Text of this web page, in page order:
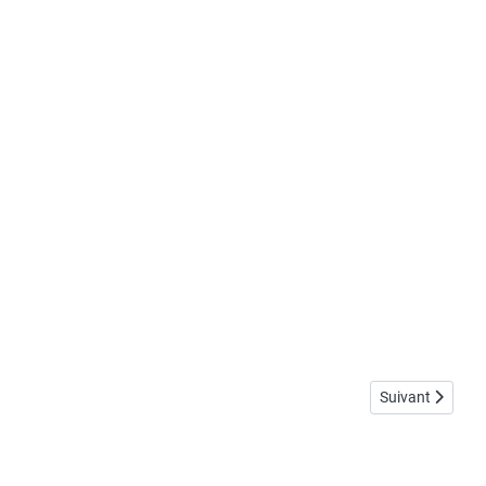
Article suivant :
Suivant